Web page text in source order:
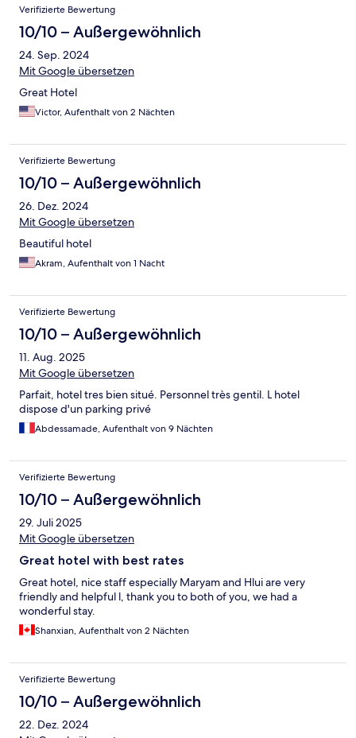
Verifizierte Bewertung
10/10 – Außergewöhnlich
24. Sep. 2024
Mit Google übersetzen
Great Hotel
Victor, Aufenthalt von 2 Nächten
Verifizierte Bewertung
10/10 – Außergewöhnlich
26. Dez. 2024
Mit Google übersetzen
Beautiful hotel
Akram, Aufenthalt von 1 Nacht
Verifizierte Bewertung
10/10 – Außergewöhnlich
11. Aug. 2025
Mit Google übersetzen
Parfait, hotel tres bien situé. Personnel très gentil. L hotel
dispose d'un parking privé
Abdessamade, Aufenthalt von 9 Nächten
Verifizierte Bewertung
10/10 – Außergewöhnlich
29. Juli 2025
Mit Google übersetzen
Great hotel with best rates
Great hotel, nice staff especially Maryam and Hlui are very
friendly and helpful l, thank you to both of you, we had a
wonderful stay.
Shanxian, Aufenthalt von 2 Nächten
Verifizierte Bewertung
10/10 – Außergewöhnlich
22. Dez. 2024